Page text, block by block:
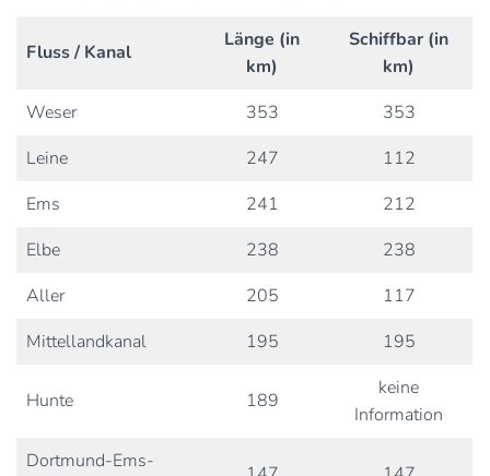
Fluss / Kanal
Länge (in
km)
Schiffbar (in
km)
Weser
353
353
Leine
247
112
Ems
241
212
Elbe
238
238
Aller
205
117
Mittellandkanal
195 195
Hunte 189
keine
Information
Dortmund-Ems-